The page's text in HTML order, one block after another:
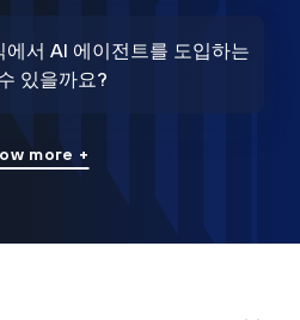
서 AI 에이전트를 도입하는
있을까요?
more +